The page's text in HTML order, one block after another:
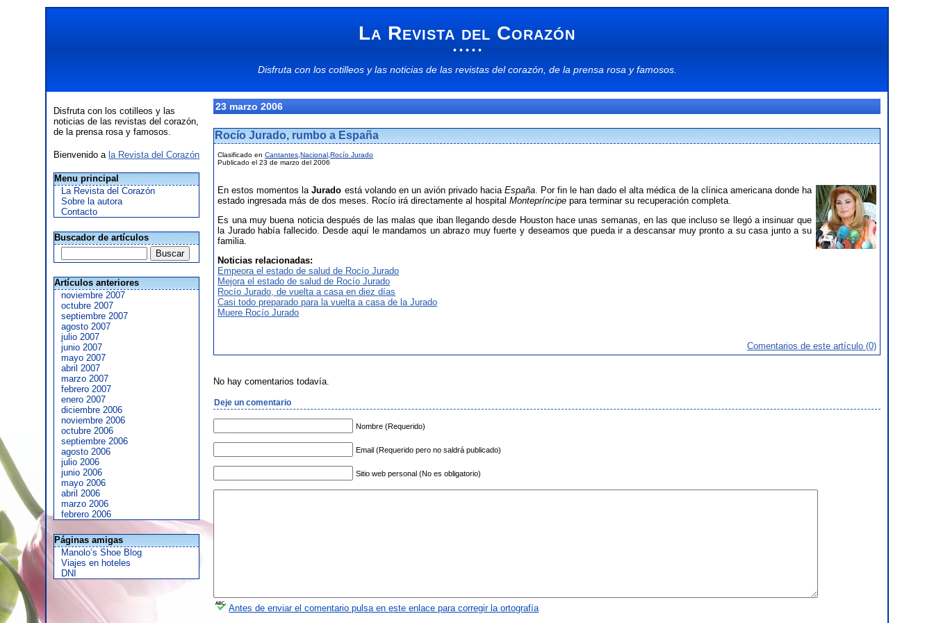
La Revista del Corazón
• • • • •
Disfruta con los cotilleosy las noticiasde las revistas del corazón, de la prensa rosa yfamosos.
Disfruta con los cotilleos y las
noticias de las revistas del corazón,
de la prensa rosa y famosos.
Bienvenido a la Revista del Corazón
Menu principal
La Revista del Corazón
Sobre la autora
Contacto
Buscador de artículos
Artículos anteriores
noviembre 2007
octubre 2007
septiembre 2007
agosto 2007
julio 2007
junio 2007
mayo 2007
abril 2007
marzo 2007
febrero 2007
enero 2007
diciembre 2006
noviembre 2006
octubre 2006
septiembre 2006
agosto 2006
julio 2006
junio 2006
mayo 2006
abril 2006
marzo 2006
febrero 2006
Páginas amigas
Manolo’s Shoe Blog
Viajes en hoteles
DNI
23 marzo 2006
Rocío Jurado, rumbo a España
Clasificado enCantantes ,Nacional ,Rocío Jurado
Publicado el 23 de marzo del 2006
En estos momentos laJurado está volando en un avión privado hacia España. Por fin le han dado el alta médica de la clínica americana donde ha
estado ingresada más de dos meses. Rocío irá directamente al hospitalMontepríncipe para terminar su recuperación completa.
Es una muy buena noticia después de las malas que iban llegando desde Houston hace unas semanas, en las que incluso se llegó a insinuar que
la Jurado había fallecido. Desde aquí le mandamos un abrazo muy fuerte y deseamos que pueda ir a descansar muy pronto a su casa junto a su
familia.
Noticias relacionadas:
Empeora el estado de salud de Rocío Jurado
Mejora el estado de salud de Rocío Jurado
Rocío Jurado, de vuelta a casa en diez días
Casi todo preparado para la vuelta a casa de la Jurado
Muere Rocío Jurado
Comentarios de este artículo (0)
No hay comentarios todavía.
Deje un comentario
Nombre (Requerido)
Email (Requerido pero no saldrá publicado)
Sitio web personal (No es obligatorio)
Antes de enviar el comentario pulsa en este enlace para corregir la ortografía